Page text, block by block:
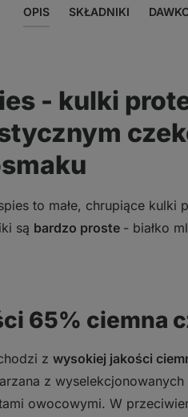
OPIS SKŁADNIKI
- kulki
to małe, chrupiące kulki
są bardzo proste - białko
65% ciemna
z wysokiej jakości
z
owocowymi. W